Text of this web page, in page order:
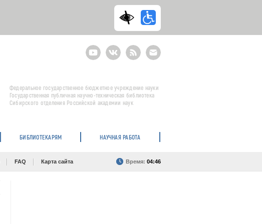
YoutubeВКонтактеRSS
E-
mail
подписка
Федеральное государственное бюджетное учреждение науки
Государственная публичная научно-техническая библиотека
Сибирского отделения Российской академии наук
БИБЛИОТЕКАРЯМ НАУЧНАЯ РАБОТА
FAQ Карта сайта Время: 04:46